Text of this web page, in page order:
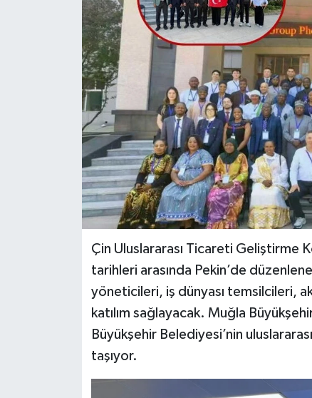
Çin Uluslararası Ticareti Geliştirme
tarihleri arasında Pekin’de
yöneticileri, iş dünyası temsilcileri,
katılım sağlayacak. Muğla
Büyükşehir Belediyesi’nin
taşıyor.